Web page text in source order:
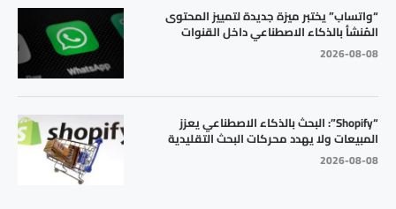
“واتساب” يختبر ميزة جديدة لتمييز المحتوى
المُنشأ بالذكاء الاصطناعي داخل القنوات
2026-08-08
“Shopify”: البحث بالذكاء الاصطناعي يعزز
المبيعات ولا يهدد محركات البحث التقليدية
2026-08-08